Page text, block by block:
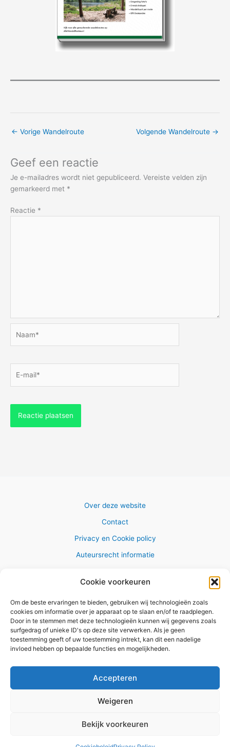
Cookie voorkeuren
Om de beste ervaringen te bieden, gebruiken wij technologieën zoals
cookies om informatie over je apparaat op te slaan en/of te raadplegen.
Door in te stemmen met deze technologieën kunnen wij gegevens zoals
surfgedrag of unieke ID's op deze site verwerken. Als je geen
toestemming geeft of uw toestemming intrekt, kan dit een nadelige
invloed hebben op bepaalde functies en mogelijkheden.
Accepteren
Weigeren
Bekijk voorkeuren
← Vorige Wandelroute Volgende Wandelroute →
Geef een reactie
Je e-mailadres wordt niet gepubliceerd. Vereiste velden zijn
gemarkeerd met *
Reactie *
mail*
Over deze website
Contact
Privacy en Cookie policy
Auteursrecht informatie
Copyright © 2026 AlleWandelRoutes.nl
Vul hier je e-mail adres in om het
GRATIS wandelboekje te
ontvangen
Versturen